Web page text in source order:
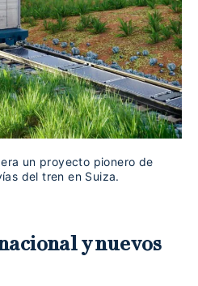
un proyecto pionero de
del tren en Suiza.
y nuevos